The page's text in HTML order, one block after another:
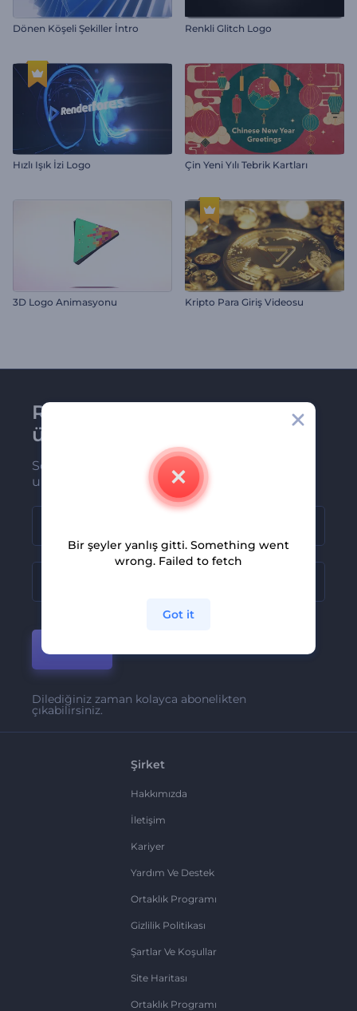
Dönen Köşeli Şekiller İntro Renkli Glitch Logo
Hızlı Işık İzi Logo Çin Yeni Yılı Tebrik Kartları
3D Logo Animasyonu Kripto Para Giriş Videosu
Renderforest bültenine
üye olun
Son haber ve tekliflerimiz ilk olarak size
ulaşsın
Dilediğiniz zaman kolayca abonelikten
çıkabilirsiniz.
Şirket
Hakkımızda
İletişim
Kariyer
Yardım Ve Destek
Ortaklık Programı
Gizlilik Politikası
Şartlar Ve Koşullar
Site Haritası
Ortaklık Programı
Bir şeyler yanlış gitti. Something went
wrong. Failed to fetch
Got it